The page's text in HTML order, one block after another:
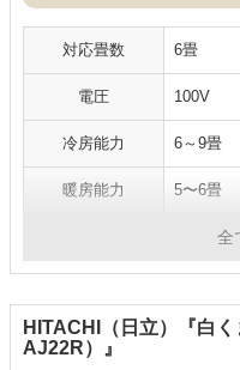
対応畳数 6畳
電圧 100V
冷房能力 6～9畳
暖房能力 5〜6畳
冷房：全
HITACHI（日立）『白
AJ22R）』